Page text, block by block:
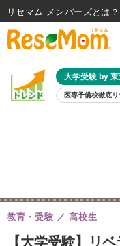
大学受験 by 東
医専予備校徹底
8
【大学受験】リ
教育・受験 高校生
リセマム メンバーズ